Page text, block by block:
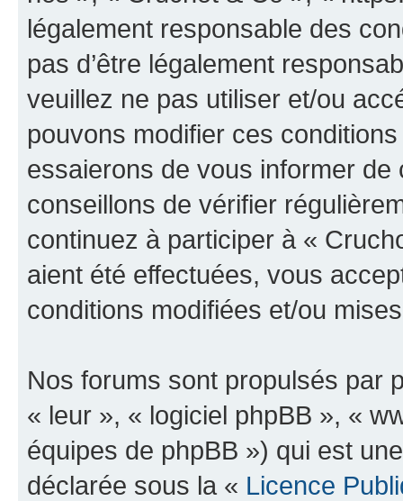
légalement responsable des
pas d’être légalement
veuillez ne pas utiliser et/ou
pouvons modifier ces
essaierons de vous informer
conseillons de vérifier
continuez à participer à «
aient été effectuées, vous
conditions modifiées et/ou
Nos forums sont propulsés par
« leur », « logiciel phpBB », «
équipes de phpBB ») qui est
déclarée sous la « Licence